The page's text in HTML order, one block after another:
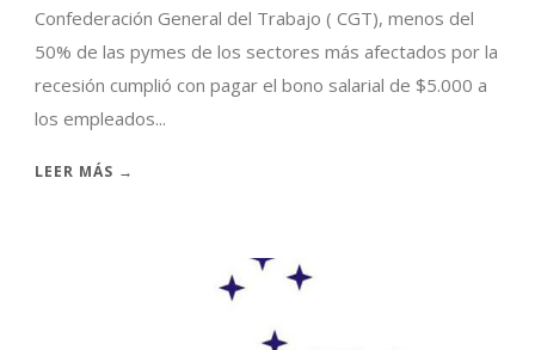
Confederación General del Trabajo ( CGT), menos del
50% de las pymes de los sectores más afectados por la
recesión cumplió con pagar el bono salarial de $5.000 a
los empleados...
LEER MÁS →